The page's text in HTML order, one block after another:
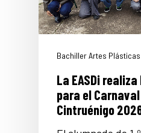
Bachiller Artes Plásticas
La EASDi
para el
Cintruénigo